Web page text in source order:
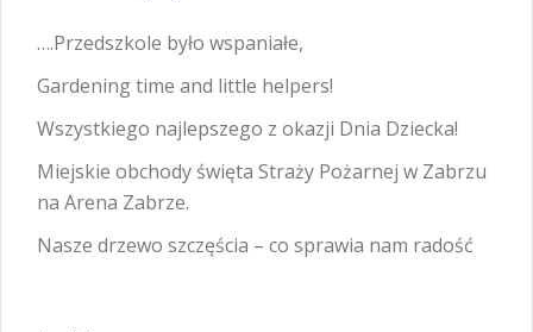
….Przedszkole było wspaniałe,
Gardening time and little helpers!
Wszystkiego najlepszego z okazji Dnia Dziecka!
Miejskie obchody święta Straży Pożarnej w Zabrzu
na Arena Zabrze.
Nasze drzewo szczęścia – co sprawia nam radość